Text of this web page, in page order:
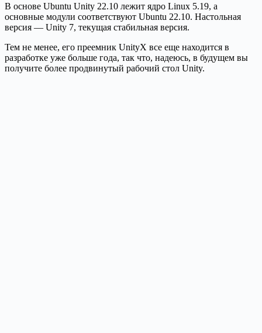
В основе Ubuntu Unity 22.10 лежит ядро Linux 5.19, а
основные модули соответствуют Ubuntu 22.10. Настольная
версия — Unity 7, текущая стабильная версия.
Тем не менее, его преемник UnityX все еще находится в
разработке уже больше года, так что, надеюсь, в будущем вы
получите более продвинутый рабочий стол Unity.